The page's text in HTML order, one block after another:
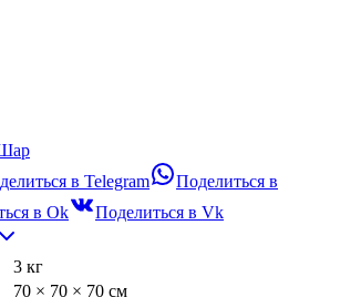
в Telegram
Поделиться в
в Ok
Поделиться в Vk
3 кг
70 × 70 × 70 см